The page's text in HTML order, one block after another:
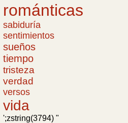
románticas
sabiduría
sentimientos
sueños
tiempo
tristeza
verdad
versos
vida
';zstring(3794) "